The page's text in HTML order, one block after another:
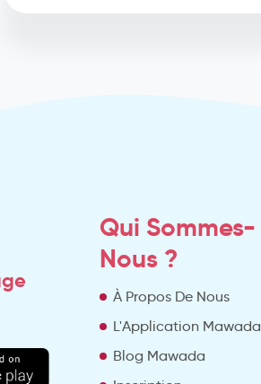
Qui Sommes-
Nous ?
À Propos De Nous
L'Application Mawada
Blog Mawada